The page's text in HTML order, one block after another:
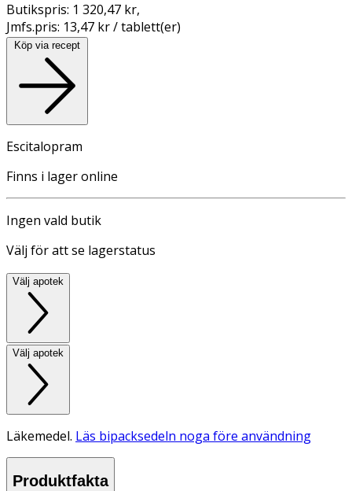
Butikspris: 1 320,47 kr,
Jmfs.pris: 13,47 kr / tablett(er)
Köp via recept
Escitalopram
Finns i lager online
Ingen vald butik
Välj för att se lagerstatus
Välj apotek
Välj apotek
Läkemedel. Läs bipacksedeln noga före användning
Produktfakta